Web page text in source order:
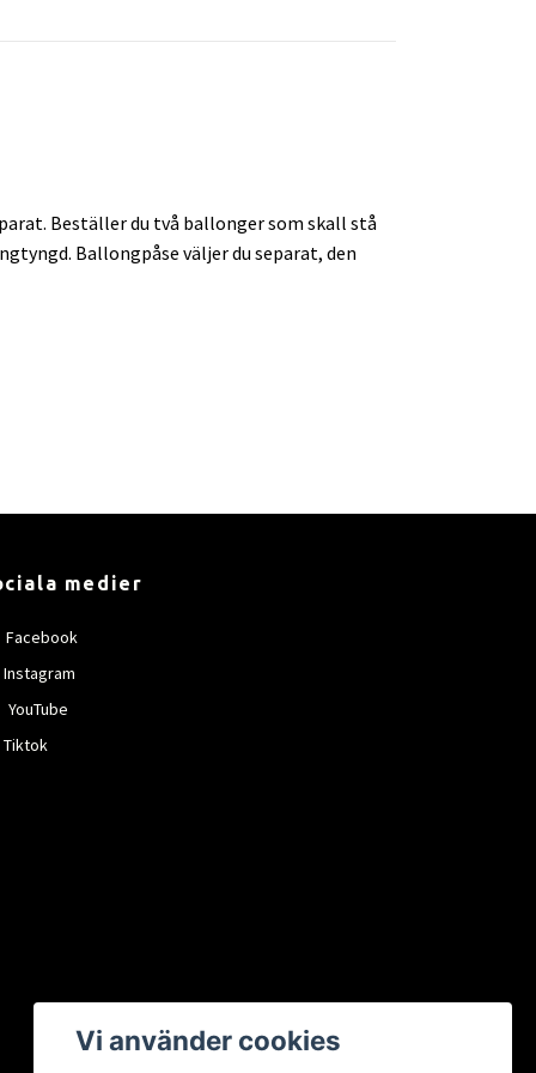
Beställer du två ballonger som skall stå
Ballongpåse väljer du separat, den
medier
Facebook
Instagram
YouTube
Tiktok
Vi använder cookies